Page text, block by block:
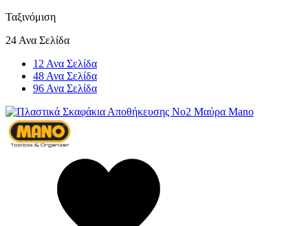
Ταξινόμιση
24 Ανα Σελίδα
12 Ανα Σελίδα
48 Ανα Σελίδα
96 Ανα Σελίδα